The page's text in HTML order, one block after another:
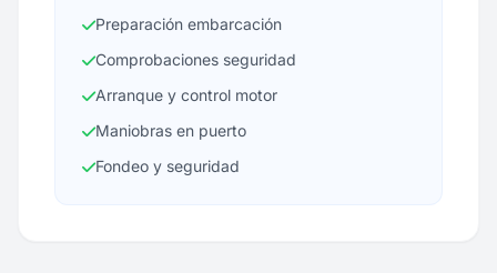
Preparación embarcación
Comprobaciones seguridad
Arranque y control motor
Maniobras en puerto
Fondeo y seguridad